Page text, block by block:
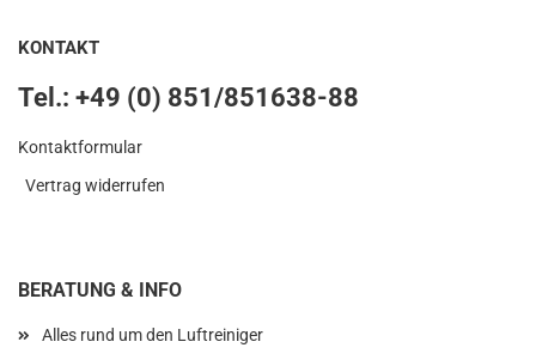
KONTAKT
Tel.: +49 (0) 851/851638-88
Kontaktformular​
Vertrag widerrufen
BERATUNG & INFO
Alles rund um den Luftreiniger